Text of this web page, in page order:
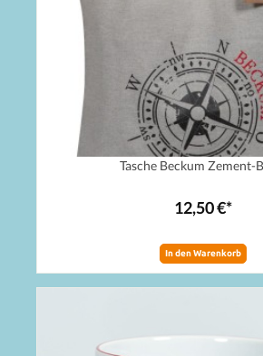
Tasche Beckum Zement-
12,50 €*
In den Warenkorb